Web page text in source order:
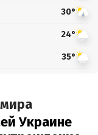
30°
24°
35°
Украине